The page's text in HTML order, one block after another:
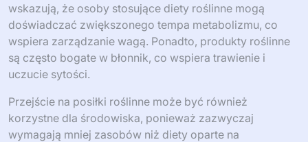
wskazują, że osoby stosujące diety roślinne mogą
doświadczać zwiększonego tempa metabolizmu, co
wspiera zarządzanie wagą. Ponadto, produkty roślinne
są często bogate w błonnik, co wspiera trawienie i
uczucie sytości.
Przejście na posiłki roślinne może być również
korzystne dla środowiska, ponieważ zazwyczaj
wymagają mniej zasobów niż diety oparte na